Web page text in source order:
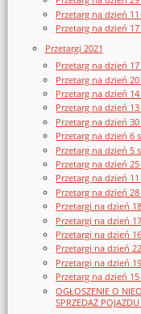
Przetarg na dzień
Przetarg na dzień
Przetargi 2021
Przetarg na dzień
Przetarg na dzień
Przetarg na dzień
Przetarg na dzień
Przetarg na dzień
Przetarg na dzień 6
Przetarg na dzień 5
Przetarg na dzień 25
Przetarg na dzień
Przetarg na dzień
Przetargi na dzień
Przetargi na dzień
Przetargi na dzień
Przetargi na dzień
Przetargi na dzień
Przetarg na dzień
OGŁOSZENIE O
SPRZEDAŻ